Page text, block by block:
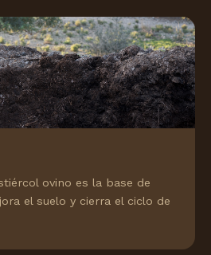
ovino es la base de
el suelo y cierra el ciclo de